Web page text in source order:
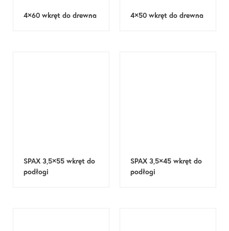
4×60 wkręt do drewna 4×50 wkręt do drewna
SPAX 3,5×55 wkręt do
podłogi
SPAX 3,5×45 wkręt do
podłogi